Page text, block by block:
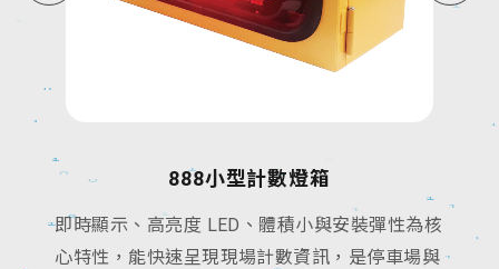
888小型計數燈箱
即時顯示、高亮度 LED、體積小與安裝彈性為核
心特性，能快速呈現現場計數資訊，是停車場與